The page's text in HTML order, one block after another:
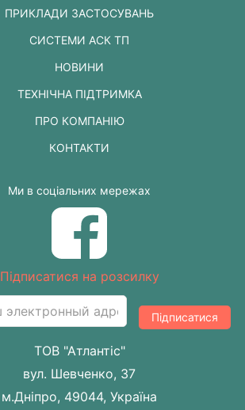
ПРИКЛАДИ ЗАСТОСУВАНЬ
СИСТЕМИ АСК ТП
НОВИНИ
ТЕХНІЧНА ПІДТРИМКА
ПРО КОМПАНІЮ
КОНТАКТИ
Ми в соціальних мережах
Підписатися на розсилку
Підписатися
ТОВ "Атлантіс"
вул. Шевченко, 37
м.Дніпро, 49044, Україна